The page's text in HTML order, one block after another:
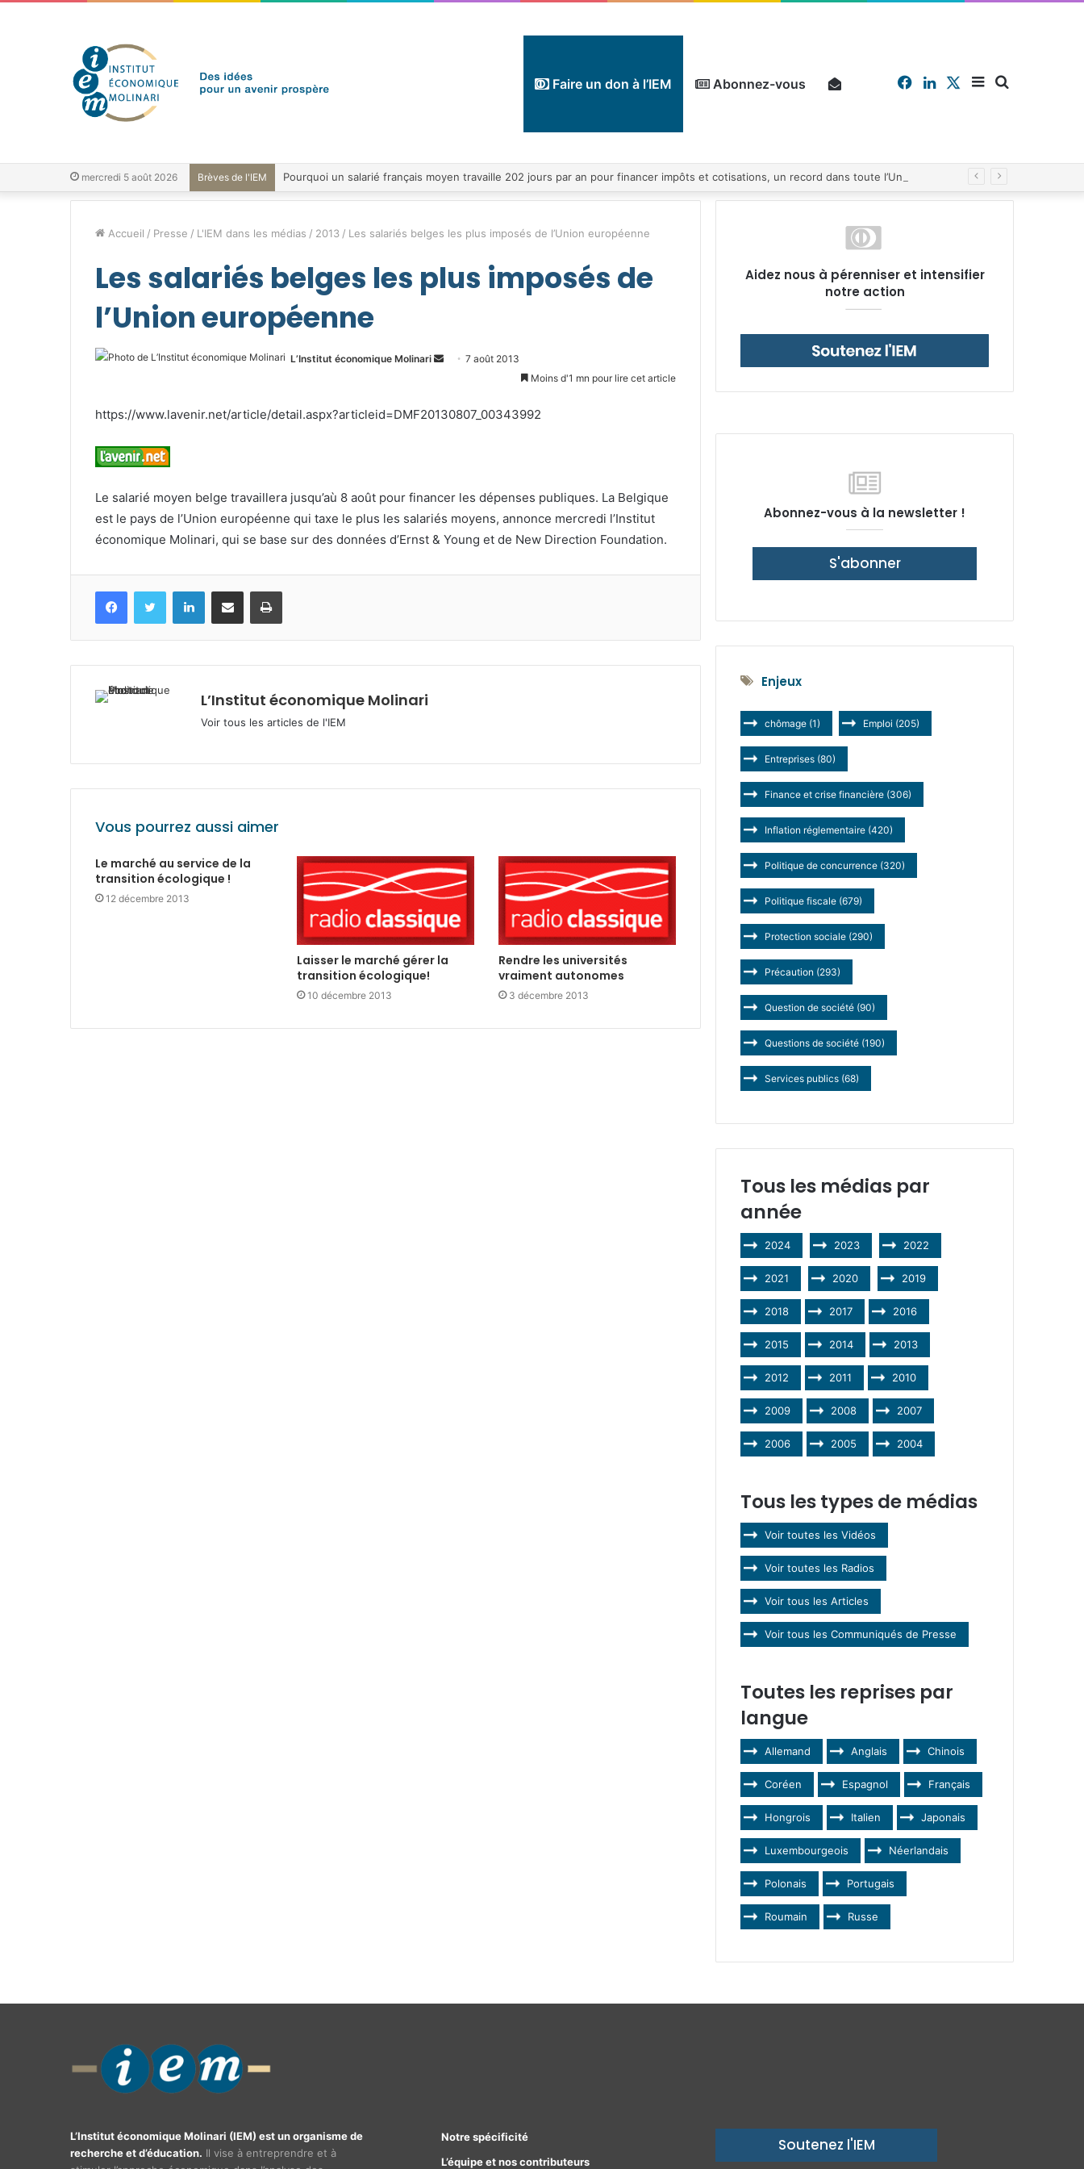
Faire un don à l’IEM Abonnez-vous Sidebar
X
Linkedin
Facebook
mercredi 5 août 2026 Brèves de l'IEM
Accueil / Presse / L'IEM dans les médias / 2013 / Les salariés belges les plus imposés de l’Union européenne
Les salariés belges les plus imposés de
l’Union européenne
L’Institut économique Molinari
Envoyer7 août 2013
Moins d'1 mn pour lire cet article
https://www.lavenir.net/article/detail.aspx?articleid=DMF20130807_00343992
Le salarié moyen belge travaillera jusqu’aù 8 août pour financer les dépenses publiques. La Belgique
est le pays de l’Union européenne qui taxe le plus les salariés moyens, annonce mercredi l’Institut
économique Molinari, qui se base sur des données d’Ernst & Young et de New Direction Foundation.
FacebookTwitter LinkedinPartagez par mail Imprimez
L’Institut économique Molinari
Voir tous les articles de l'IEM
Vous pourrez aussi aimer
Le marché au service de la
transition écologique !
12 décembre 2013
Laisser le marché gérer la
transition écologique!
10 décembre 2013
Rendre les universités
vraiment autonomes
3 décembre 2013
Aidez nous à pérenniser et intensifier
notre action
Abonnez-vous à la newsletter !
S'abonner
Enjeux
chômage (1) Emploi (205)
Entreprises (80)
Finance et crise financière (306)
Inflation réglementaire (420)
Politique de concurrence (320)
Politique fiscale (679)
Protection sociale (290)
Précaution (293)
Question de société (90)
Questions de société (190)
Services publics (68)
Tous les médias par
année
2024 2023 2022
2021 2020 2019
2018 2017 2016
2015 2014 2013
2012 2011 2010
2009 2008 2007
2006 2005 2004
Tous les types de médias
Voir toutes les Vidéos
Voir toutes les Radios
Voir tous les Articles
Voir tous les Communiqués de Presse
Toutes les reprises par
langue
Allemand Anglais Chinois
Coréen Espagnol Français
Hongrois Italien Japonais
Luxembourgeois Néerlandais
Polonais Portugais
Roumain Russe
L’Institut économique Molinari (IEM) est un organisme de
recherche et d’éducation. Il vise à entreprendre et à
Notre spécificité
L’équipe et nos contributeurs
Soutenez l'IEM